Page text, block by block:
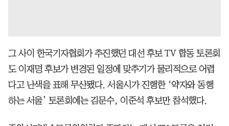
그 사이 한국기자협회가 추진했던 대선 후보 TV 합동 토론회
도 이재명 후보가 변경된 일정에 맞추기가 물리적으로 어렵
다고 난색을 표해 무산됐다. 서울시가 진행한 ‘약자와 동행
하는 서울’ 토론회에는 김문수, 이준석 후보만 참석했다.